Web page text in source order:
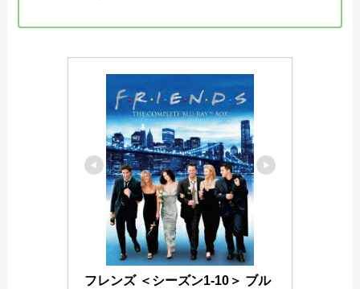
フレンズ ＜シーズン1-10＞ ブル